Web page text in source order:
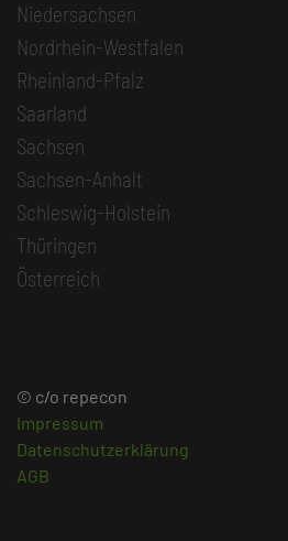
Niedersachsen
Nordrhein-Westfalen
Rheinland-Pfalz
Saarland
Sachsen
Sachsen-Anhalt
Schleswig-Holstein
Thüringen
Österreich
© c/o repecon
Impressum
Datenschutzerklärung
AGB